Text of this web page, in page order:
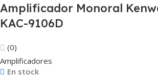
Amplificador Monoral
KAC-9106D
(0)
Amplificadores
En stock